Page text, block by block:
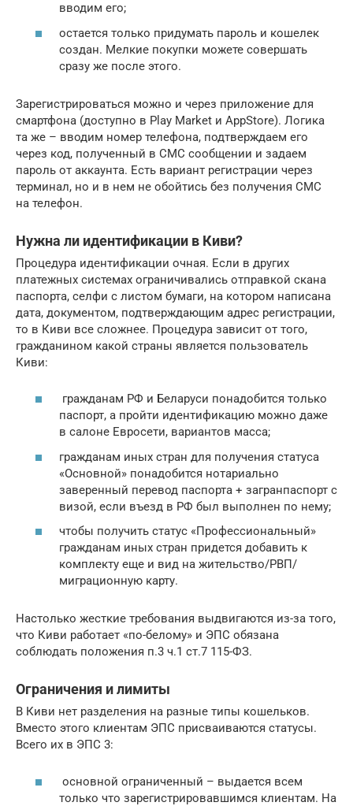
вводим его;
остается только придумать пароль и кошелек
создан. Мелкие покупки можете совершать
сразу же после этого.
Зарегистрироваться можно и через приложение для
смартфона (доступно в Play Market и AppStore). Логика
та же – вводим номер телефона, подтверждаем его
через код, полученный в СМС сообщении и задаем
пароль от аккаунта. Есть вариант регистрации через
терминал, но и в нем не обойтись без получения СМС
на телефон.
Нужна ли идентификации в Киви?
Процедура идентификации очная. Если в других
платежных системах ограничивались отправкой скана
паспорта, селфи с листом бумаги, на котором написана
дата, документом, подтверждающим адрес регистрации,
то в Киви все сложнее. Процедура зависит от того,
гражданином какой страны является пользователь
Киви:
гражданам РФ и Беларуси понадобится только
паспорт, а пройти идентификацию можно даже
в салоне Евросети, вариантов масса;
гражданам иных стран для получения статуса
«Основной» понадобится нотариально
заверенный перевод паспорта + загранпаспорт с
визой, если въезд в РФ был выполнен по нему;
чтобы получить статус «Профессиональный»
гражданам иных стран придется добавить к
комплекту еще и вид на жительство/РВП/
миграционную карту.
Настолько жесткие требования выдвигаются из-за того,
что Киви работает «по-белому» и ЭПС обязана
соблюдать положения п.3 ч.1 ст.7 115-ФЗ.
Ограничения и лимиты
В Киви нет разделения на разные типы кошельков.
Вместо этого клиентам ЭПС присваиваются статусы.
Всего их в ЭПС 3:
основной ограниченный – выдается всем
только что зарегистрировавшимся клиентам. На